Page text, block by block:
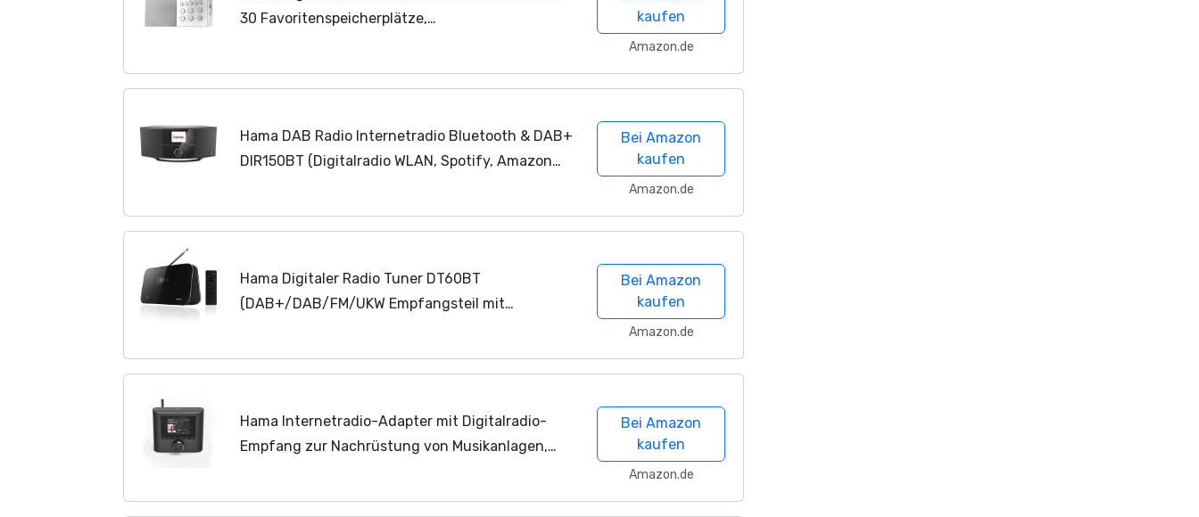
30 Favoritenspeicherplätze,
kaufen
Amazon.de
Hama DAB Radio Internetradio Bluetooth & DAB+
DIR150BT (Digitalradio WLAN, Spotify, Amazon
Bei Amazon
kaufen
Amazon.de
Hama Digitaler Radio Tuner DT60BT
(DAB+/DAB/FM/UKW Empfangsteil mit
Bei Amazon
kaufen
Amazon.de
Hama Internetradio-Adapter mit Digitalradio-
Empfang zur Nachrüstung von Musikanlagen,
Bei Amazon
kaufen
Amazon.de